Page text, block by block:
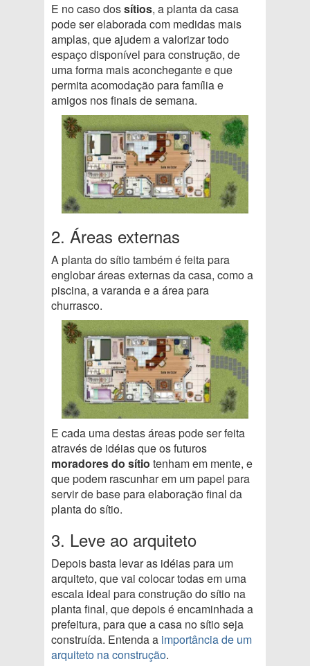
E no caso dossítios, a planta da casa
pode ser elaborada com medidas mais
amplas, que ajudem a valorizar todo
espaço disponível para construção, de
uma forma mais aconchegante e que
permita acomodação para família e
amigos nos finais de semana.
2. Áreas externas
A planta do sítio também é feita para
englobar áreas externas da casa, como a
piscina, a varanda e a área para
churrasco.
E cada uma destas áreas pode ser feita
através de idéias que os futuros
moradores do sítio tenham em mente, e
que podem rascunhar em um papel para
servir de base para elaboração final da
planta do sítio.
3. Leve ao arquiteto
Depois basta levar as idéias para um
arquiteto, que vai colocar todas em uma
escala ideal para construção do sítio na
planta final, que depois é encaminhada a
prefeitura, para que a casa no sítio seja
construída. Entenda a importância de um
arquiteto na construção.